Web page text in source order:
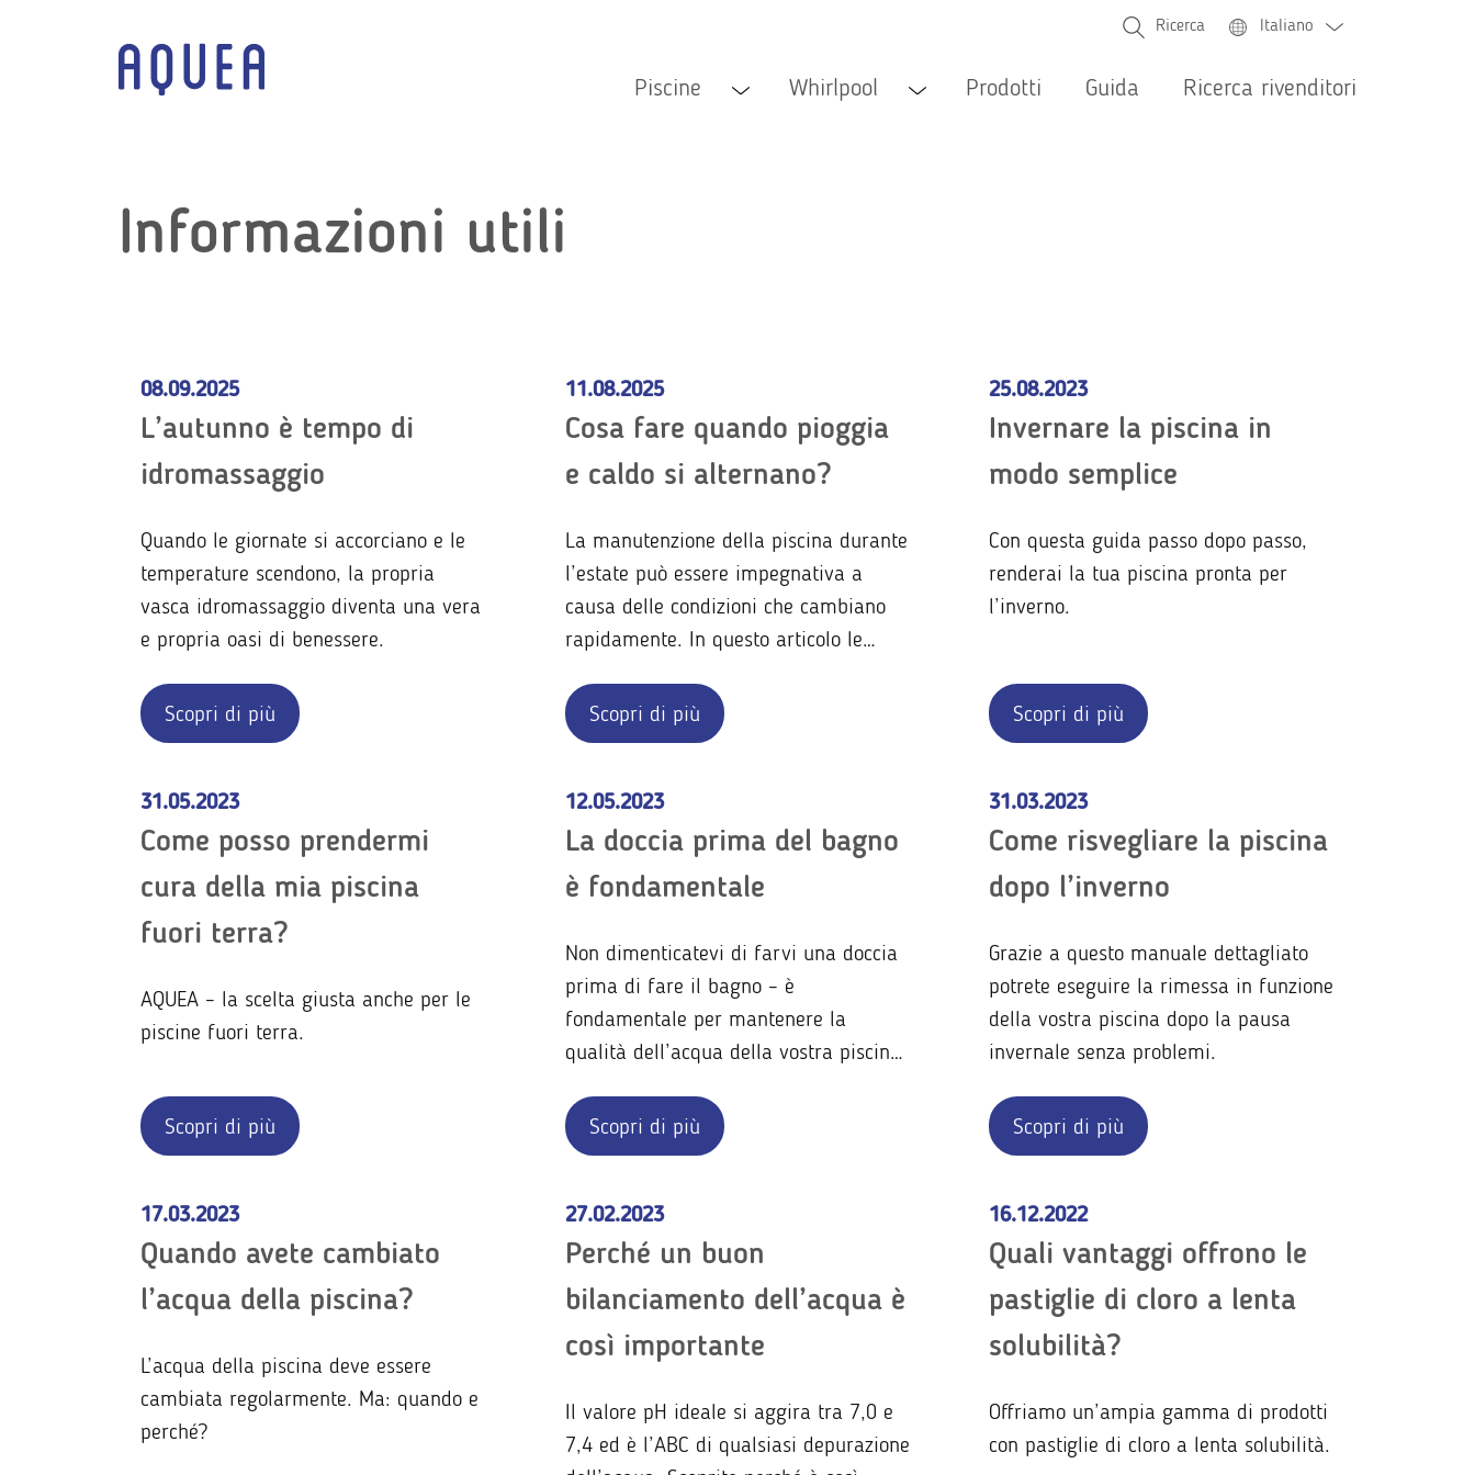
Piscine Whirlpool Prodotti Guida Ricerca rivenditori
Ricerca Italiano
Informazioni utili
08.09.2025
L’autunno è tempo di
idromassaggio
Quando le giornate si accorciano e le
temperature scendono, la propria
vasca idromassaggio diventa una vera
e propria oasi di benessere.
Scopri di più
11.08.2025
Cosa fare quando pioggia
e caldo si alternano?
La manutenzione della piscina durante
l’estate può essere impegnativa a
causa delle condizioni che cambiano
rapidamente. In questo articolo le
nonostante i cambiamenti del tempo.
Scopri di più
25.08.2023
Invernare la piscina in
modo semplice
Con questa guida passo dopo passo,
renderai la tua piscina pronta per
l’inverno.
Scopri di più
31.05.2023
Come posso prendermi
cura della mia piscina
fuori terra?
AQUEA – la scelta giusta anche per le
piscine fuori terra.
Scopri di più
12.05.2023
La doccia prima del bagno
è fondamentale
Non dimenticatevi di farvi una doccia
prima di fare il bagno – è
fondamentale per mantenere la
qualità dell’acqua della vostra piscina
Scopri di più
31.03.2023
Come risvegliare la piscina
dopo l’inverno
Grazie a questo manuale dettagliato
potrete eseguire la rimessa in funzione
della vostra piscina dopo la pausa
invernale senza problemi.
Scopri di più
17.03.2023
Quando avete cambiato
l’acqua della piscina?
L’acqua della piscina deve essere
cambiata regolarmente. Ma: quando e
perché?
27.02.2023
Perché un buon
bilanciamento dell’acqua è
così importante
Il valore pH ideale si aggira tra 7,0 e
7,4 ed è l’ABC di qualsiasi depurazione
16.12.2022
Quali vantaggi offrono le
pastiglie di cloro a lenta
solubilità?
Offriamo un’ampia gamma di prodotti
con pastiglie di cloro a lenta solubilità.